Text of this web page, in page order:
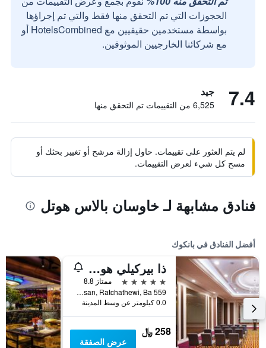
الحجوزات التي تم التحقق منها فقط والتي تم إجراؤها
بواسطة مستخدمين حقيقيين مع HotelsCombined أو
مع شركائنا الخارجيين الموثوقين.
7.4 جيد
6,525 من التقييمات تم التحقق منها
لم يتم العثور على تقييمات. حاول إزالة مرشح أو تغيير بحثك أو
مسح كل شيء لعرض التقييمات.
فنادق مشابهة لـ خاوسان بالاس هوتل
أفضل الفنادق في بانكوك
ذا بيركيلي هوتل براتونام
5 نجوم
ممتاز 8.8
559 Ratcharaprarop Rd., Makkasan, Ratchathewi, Ba, بانكوك, تايلاند
0.0 كيلومتر عن وسط المدينة
258 ﷼
عرض الصفقة